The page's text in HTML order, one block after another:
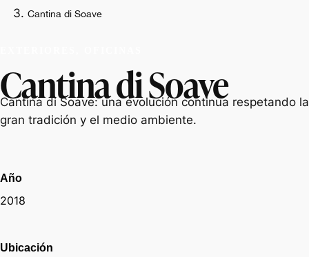
Cantina di Soave
Cantina di Soave
Cantina di Soave: una evolución continua respetando la
gran tradición y el medio ambiente.
Año
2018
Ubicación